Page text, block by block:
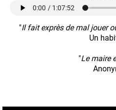
"Il fait exprès de mal jouer
Un
"Le maire